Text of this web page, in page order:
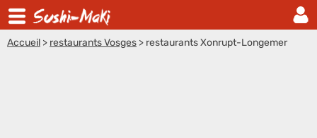
Accueil > restaurants Vosges > restaurants Xonrupt-Longemer